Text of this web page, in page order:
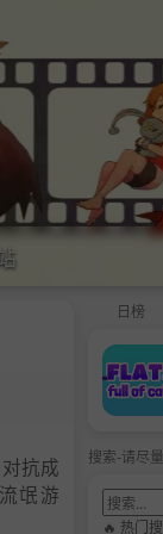
抗成
氓游
日榜
搜索-请尽
🔥 热门搜